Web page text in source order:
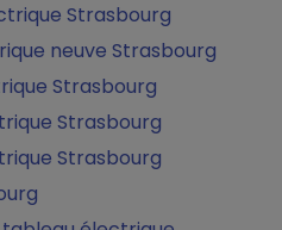
Strasbourg
neuve Strasbourg
Strasbourg
Strasbourg
Strasbourg